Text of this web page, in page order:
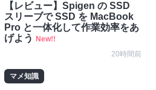
【レビュー】Spigen の SSD
スリーブで SSD を MacBook
Pro と一体化して作業効率をあ
げよう
New!!
20時間前
マメ知識